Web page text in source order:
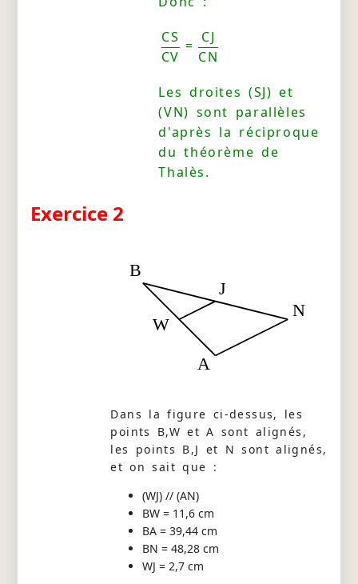
CS
CV
=
CJ
CN
Les droites (SJ) et
(VN) sont parallèles
d'après la réciproque
du théorème de
Thalès.
Exercice 2
N
B
A
W
J
Dans la figure ci-dessus, les
points B,W et A sont alignés,
les points B,J et N sont alignés,
et on sait que :
(WJ) // (AN)
BW = 11,6 cm
BA = 39,44 cm
BN = 48,28 cm
WJ = 2,7 cm